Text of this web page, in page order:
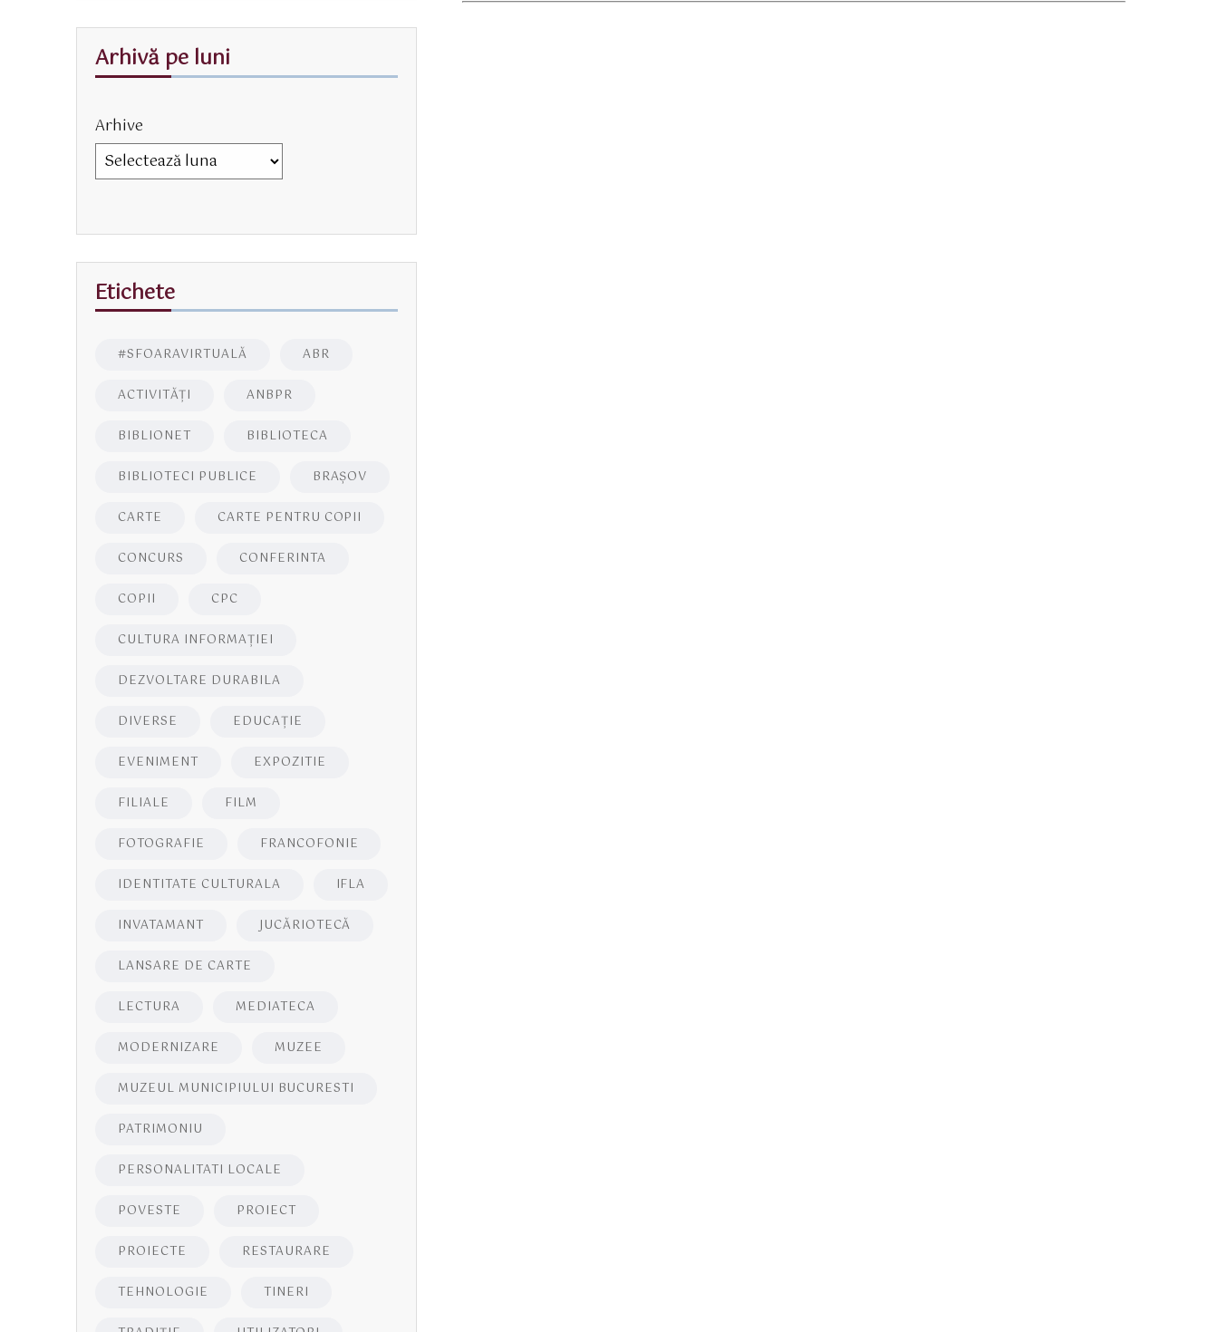
Arhivă pe luni
Arhive
Etichete
#SFOARAVIRTUALĂ ABR
ACTIVITĂŢI ANBPR
BIBLIONET BIBLIOTECA
BIBLIOTECI PUBLICE BRAŞOV
CARTE CARTE PENTRU COPII
CONCURS CONFERINTA
COPII CPC
CULTURA INFORMAŢIEI
DEZVOLTARE DURABILA
DIVERSE EDUCAŢIE
EVENIMENT EXPOZITIE
FILIALE FILM
FOTOGRAFIE FRANCOFONIE
IDENTITATE CULTURALA IFLA
INVATAMANT JUCĂRIOTECĂ
LANSARE DE CARTE
LECTURA MEDIATECA
MODERNIZARE MUZEE
MUZEUL MUNICIPIULUI BUCURESTI
PATRIMONIU
PERSONALITATI LOCALE
POVESTE PROIECT
PROIECTE RESTAURARE
TEHNOLOGIE TINERI